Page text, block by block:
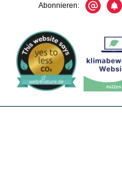
Abonnieren: